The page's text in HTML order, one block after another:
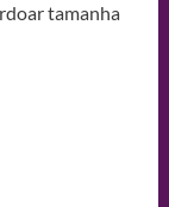
tamanha